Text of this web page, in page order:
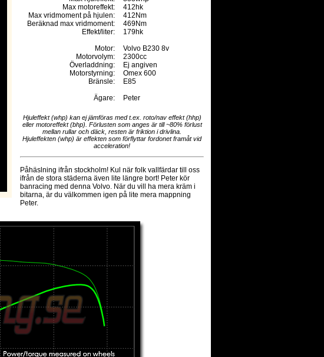
Max motoreffekt:
412hk
Max vridmoment på hjulen:
412Nm
Beräknad max vridmoment:
469Nm
Effekt/liter:
179hk
Motor:
Volvo B230 8v
Motorvolym:
2300cc
Överladdning:
Ej angiven
Motorstyrning:
Omex 600
Bränsle:
E85
Ägare:
Peter
Hjuleffekt (whp) kan ej jämföras med t.ex. roto/nav effekt (hhp)
eller motoreffekt (bhp). Förlusten som anges är till ~80% förlust
mellan rullar och däck, resten är friktion i drivlina.
Hjuleffekten (whp) är effekten som förflyttar fordonet framåt vid
acceleration!
Påhäslning ifrån stockholm! Kul när folk vallfärdar till oss
ifrån de stora städerna även lite längre bort! Peter kör
banracing med denna Volvo. När du vill ha mera kräm i
bitarna, är du välkommen igen på lite mera mappning
Peter.